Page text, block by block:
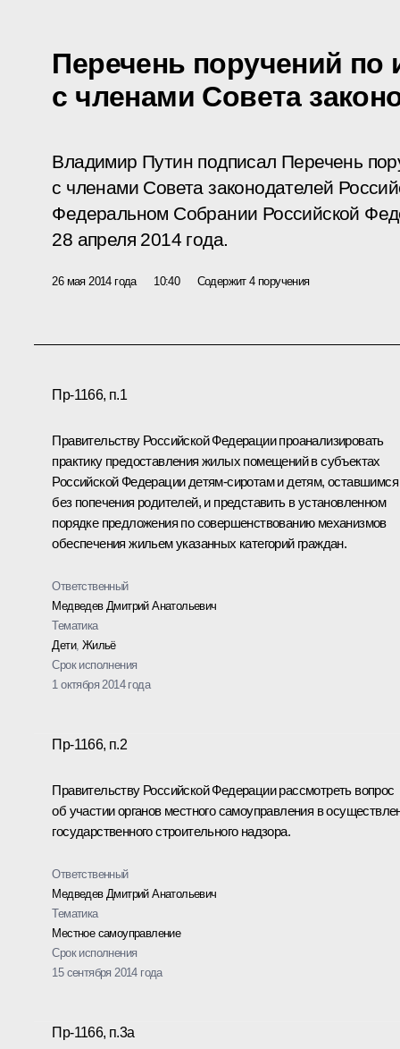
Перечень поручений по
с членами Совета
Владимир Путин подписал Перечень
с членами Совета законодателей
Федеральном Собрании Российской
28 апреля 2014 года.
26 мая 2014 года 10:40 Содержит 4 поручения
Пр-1166, п.1
Правительству Российской Федерации проанализировать
практику предоставления жилых помещений в субъектах
Российской Федерации детям-сиротам и детям, оставшимся
без попечения родителей, и представить в установленном
порядке предложения по совершенствованию механизмов
обеспечения жильем указанных категорий граждан.
Ответственный
Медведев Дмитрий Анатольевич
Тематика
Дети, Жильё
Срок исполнения
1 октября 2014 года
Пр-1166, п.2
Правительству Российской Федерации рассмотреть вопрос
об участии органов местного самоуправления в
государственного строительного надзора.
Ответственный
Медведев Дмитрий Анатольевич
Тематика
Местное самоуправление
Срок исполнения
15 сентября 2014 года
Пр-1166, п.3а